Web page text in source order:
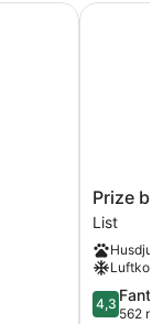
Prize
by
Radisson,
Hannover
City
List
Prize
List
4.3
av
4,3
562
Prize by